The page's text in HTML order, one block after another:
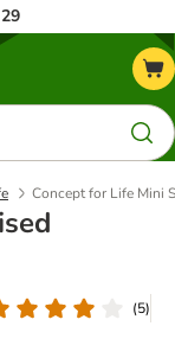
Concept for Life Mini
(5)